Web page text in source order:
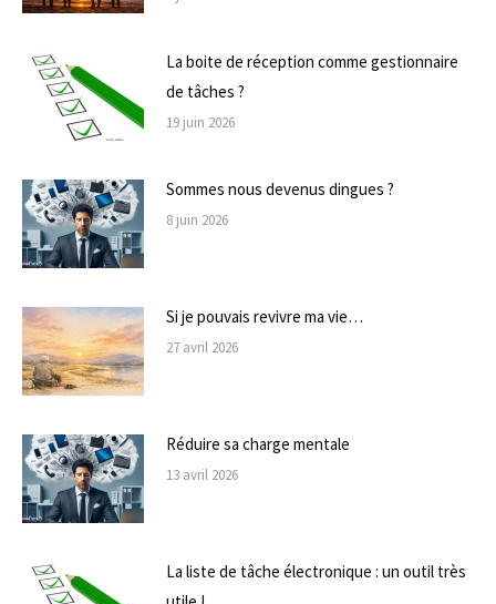
La boite de réception comme gestionnaire
de tâches ?
19 juin 2026
Sommes nous devenus dingues ?
8 juin 2026
Si je pouvais revivre ma vie…
27 avril 2026
Réduire sa charge mentale
13 avril 2026
La liste de tâche électronique : un outil très